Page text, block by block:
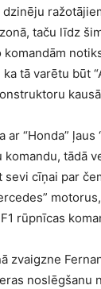
dzinēju
taču līdz
tā varētu būt
ar “Honda”
tādā
cīņai par
rūpnīcas
zvaigzne
noslēgšanu